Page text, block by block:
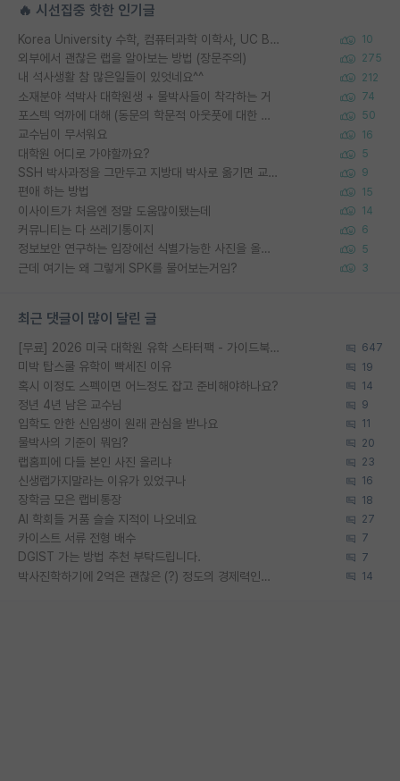
🔥 시선집중 핫한 인기글
Korea University 수학, 컴퓨터과학 이학사, UC Berkeley 산업공학 대학원 공학박사가 되는 것은 쉽지 않겠죠? 10
외부에서 괜찮은 랩을 알아보는 방법 (장문주의) 275
내 석사생활 참 많은일들이 있엇네요^^ 212
소재분야 석박사 대학원생 + 물박사들이 착각하는 거 74
포스텍 억까에 대해 (동문의 학문적 아웃풋에 대한 반박) 50
교수님이 무서워요 16
대학원 어디로 가야할까요? 5
SSH 박사과정을 그만두고 지방대 박사로 옮기면 교수의 꿈은 끝일까요? 9
편애 하는 방법 15
이사이트가 처음엔 정말 도움많이됐는데 14
커뮤니티는 다 쓰레기통이지 6
정보보안 연구하는 입장에선 식별가능한 사진을 올리는건 비추이긴함 5
근데 여기는 왜 그렇게 SPK를 물어보는거임? 3
최근 댓글이 많이 달린 글
[무료] 2026 미국 대학원 유학 스타터팩 - 가이드북 & 합격자 컨택메일 템플릿 647
미박 탑스쿨 유학이 빡세진 이유 19
혹시 이정도 스펙이면 어느정도 잡고 준비해야하나요? 14
정년 4년 남은 교수님 9
입학도 안한 신입생이 원래 관심을 받나요 11
물박사의 기준이 뭐임? 20
랩홈피에 다들 본인 사진 올리냐 23
신생랩가지말라는 이유가 있었구나 16
장학금 모은 랩비통장 18
AI 학회들 거품 슬슬 지적이 나오네요 27
카이스트 서류 전형 배수 7
DGIST 가는 방법 추천 부탁드립니다. 7
박사진학하기에 2억은 괜찮은 (?) 정도의 경제력인가요 14